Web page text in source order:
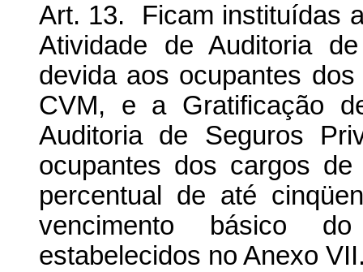
Art. 13. Ficam instituídas
Atividade de Auditoria
devida aos ocupantes
CVM, e a Gratificação
Auditoria de Seguros
ocupantes dos cargos
percentual de até
vencimento básico
estabelecidos no Anexo